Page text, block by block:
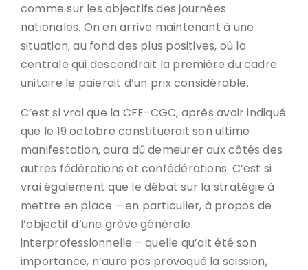
comme sur les objectifs des journées
nationales. On en arrive maintenant à une
situation, au fond des plus positives, où la
centrale qui descendrait la première du cadre
unitaire le paierait d’un prix considérable.
C’est si vrai que la CFE-CGC, après avoir indiqué
que le 19 octobre constituerait son ultime
manifestation, aura dû demeurer aux côtés des
autres fédérations et confédérations. C’est si
vrai également que le débat sur la stratégie à
mettre en place – en particulier, à propos de
l’objectif d’une grève générale
interprofessionnelle – quelle qu’ait été son
importance, n’aura pas provoqué la scission,